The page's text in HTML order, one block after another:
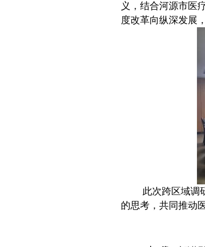
义，结合河源市医
度改革向纵深发展
此次跨区域调
的思考，共同推动